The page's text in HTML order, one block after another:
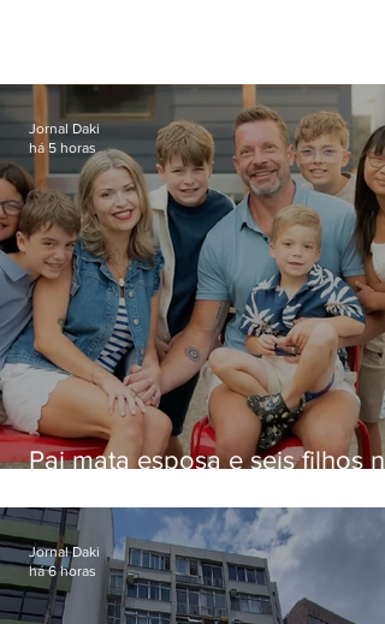
Pai mata esposa e seis filhos
Jornal Daki
há 5 horas
Jornal Daki
há 6 horas